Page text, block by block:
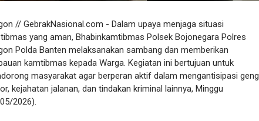
// GebrakNasional.com - Dalam upaya menjaga situasi
yang aman, Bhabinkamtibmas Polsek Bojonegara Polres
Polda Banten melaksanakan sambang dan memberikan
kamtibmas kepada Warga. Kegiatan ini bertujuan untuk
masyarakat agar berperan aktif dalam mengantisipasi geng
kejahatan jalanan, dan tindakan kriminal lainnya, Minggu
2026).